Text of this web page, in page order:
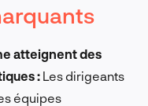
atteignent des
: Les dirigeants
équipes